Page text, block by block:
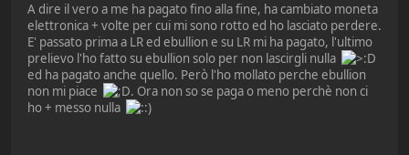
A dire il vero a me ha pagato fino alla fine, ha cambiato moneta
elettronica + volte per cui mi sono rotto ed ho lasciato perdere.
E' passato prima a LR ed ebullion e su LR mi ha pagato, l'ultimo
prelievo l'ho fatto su ebullion solo per non lascirgli nulla
ed ha pagato anche quello. Però l'ho mollato perche ebullion
non mi piace
. Ora non so se paga o meno perchè non ci
ho + messo nulla